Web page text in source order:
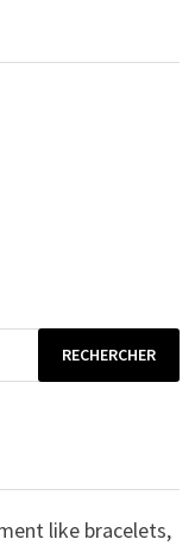
like bracelets,